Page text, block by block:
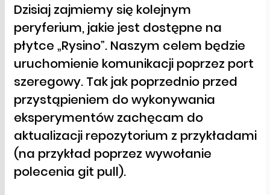
Dzisiaj zajmiemy się kolejnym
peryferium, jakie jest dostępne na
płytce „Rysino”. Naszym celem będzie
uruchomienie komunikacji poprzez port
szeregowy. Tak jak poprzednio przed
przystąpieniem do wykonywania
eksperymentów zachęcam do
aktualizacji repozytorium z przykładami
(na przykład poprzez wywołanie
polecenia git pull).